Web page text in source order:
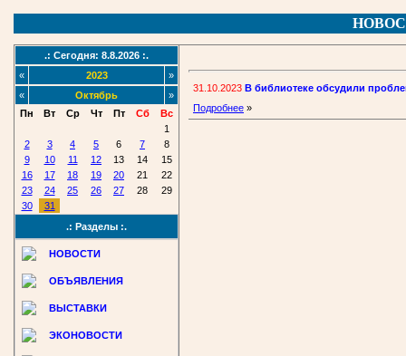
.: Сегодня: 8.8.2026 :.
«
2023
»
«
Октябрь
»
Пн
Вт Ср Чт Пт Сб
Вс
1
2
3 4 5 6 7
8
9
10 11 12 13 14
15
16
17 18 19 20 21
22
23
24 25 26 27 28
29
30
31
.: Разделы :.
НОВОСТИ
ОБЪЯВЛЕНИЯ
ВЫСТАВКИ
ЭКОНОВОСТИ
31.10.2023 В библиотеке обсудили
Подробнее »